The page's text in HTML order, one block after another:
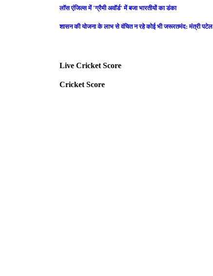
लॉस एंजिल्स में 'ग्रैमी अवॉर्ड' में बजा भारतीयों का डंका
शासन की योजना के लाभ से वंचित न रहे कोई भी जरूरतमंद: मंत्री पटेल
Live Cricket Score
Cricket Score